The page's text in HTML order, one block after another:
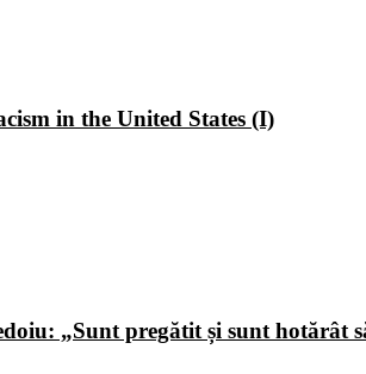
in the United States (I)
„Sunt pregătit și sunt hotărât